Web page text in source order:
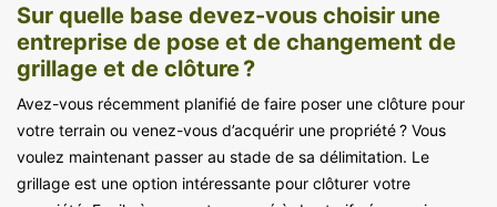
Sur quelle base devez-vous choisir une
entreprise de pose et de changement de
grillage et de clôture ?
Avez-vous récemment planifié de faire poser une clôture pour
votre terrain ou venez-vous d’acquérir une propriété ? Vous
voulez maintenant passer au stade de sa délimitation. Le
grillage est une option intéressante pour clôturer votre